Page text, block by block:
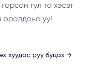
тул та хэсэг
оролдоно уу!
хуудас руу буцах →